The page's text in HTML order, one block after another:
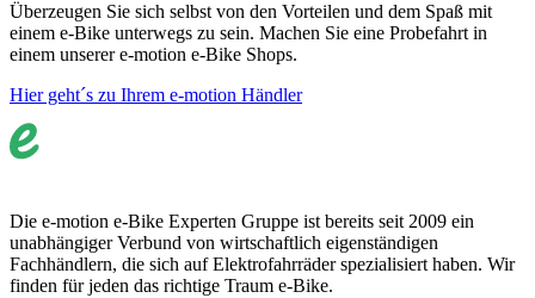
Überzeugen Sie sich selbst von den Vorteilen und dem Spaß mit
einem e-Bike unterwegs zu sein. Machen Sie eine Probefahrt in
einem unserer e-motion e-Bike Shops.
Hier geht´s zu Ihrem e-motion Händler
Die e-motion e-Bike Experten Gruppe ist bereits seit 2009 ein
unabhängiger Verbund von wirtschaftlich eigenständigen
Fachhändlern, die sich auf Elektrofahrräder spezialisiert haben. Wir
finden für jeden das richtige Traum e-Bike.